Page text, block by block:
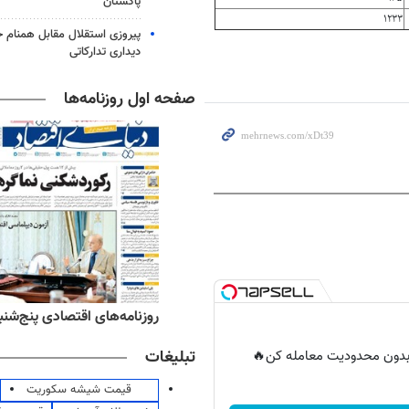
۱۲۳۳
بدون محدودیت معامله کن🔥
پیروزی استقلال مقابل همنام
دیداری تدارکاتی
صفحه اول روزنامه‌ها
روزنامه‌های اقتصادی پنج‌شنبه ۱۵ مرداد
تبلیغات
قیمت شیشه سکوریت